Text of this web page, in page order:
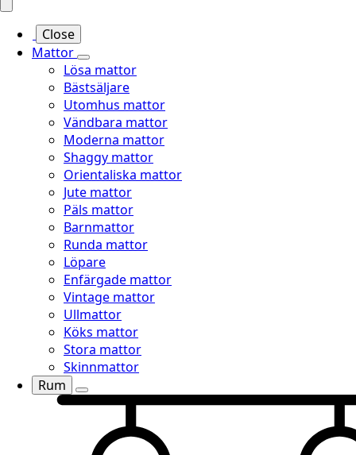
Close
Mattor
Lösa mattor
Bästsäljare
Utomhus mattor
Vändbara mattor
Moderna mattor
Shaggy mattor
Orientaliska mattor
Jute mattor
Päls mattor
Barnmattor
Runda mattor
Löpare
Enfärgade mattor
Vintage mattor
Ullmattor
Köks mattor
Stora mattor
Skinnmattor
Rum